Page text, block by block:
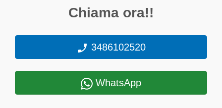
Chiama ora!!
3486102520
WhatsApp